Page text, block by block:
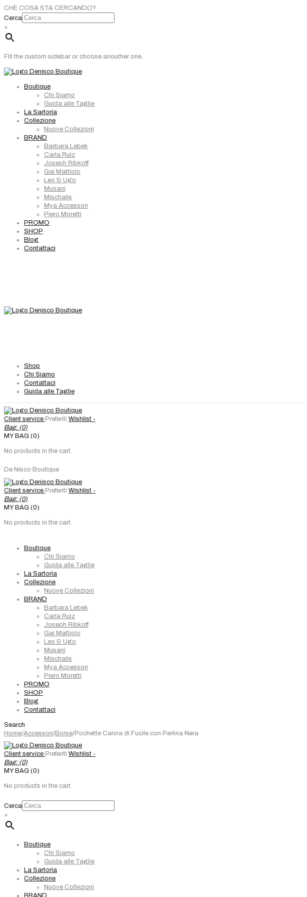
CHE COSA STA CERCANDO?
Cerca
×
Fill the custom sidebar or choose anouther one.
Boutique
Chi Siamo
Guida alle Taglie
La Sartoria
Collezione
Nuove Collezioni
BRAND
Barbara Lebek
Carla Ruiz
Joseph Ribkoff
Gai Mattiolo
Leo & Ugo
Musani
Mischalis
Mya Accessori
Piero Moretti
PROMO
SHOP
Blog
Contattaci
Shop
Chi Siamo
Contattaci
Guida alle Taglie
Client service Preferiti Wishlist -
Bag: (0)
MY BAG (0)
No products in the cart.
De Nisco Boutique
Client service Preferiti Wishlist -
Bag: (0)
MY BAG (0)
No products in the cart.
Boutique
Chi Siamo
Guida alle Taglie
La Sartoria
Collezione
Nuove Collezioni
BRAND
Barbara Lebek
Carla Ruiz
Joseph Ribkoff
Gai Mattiolo
Leo & Ugo
Musani
Mischalis
Mya Accessori
Piero Moretti
PROMO
SHOP
Blog
Contattaci
Search
Home/Accessori/Borse/Pochette Canna di Fucile con Perlina Nera
Client service Preferiti Wishlist -
Bag: (0)
MY BAG (0)
No products in the cart.
Cerca
×
Boutique
Chi Siamo
Guida alle Taglie
La Sartoria
Collezione
Nuove Collezioni
BRAND